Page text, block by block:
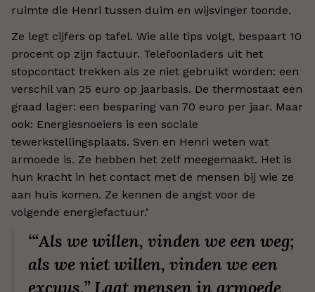
ruimte die Henri tussen duim en wijsvinger toonde.
Ze legt cijfers op tafel. Wie alle tips volgt, bespaart 10
procent op zijn factuur. Telefoonladers uit het
stopcontact trekken als ze niet gebruikt worden: een
verschil van 25 euro op jaarbasis. De thermostaat een
graad lager: een besparing van 70 euro per jaar. Maar
ook: Energiesnoeiers is een sociale
tewerkstellingsplaats. Sven en Henri weten wat
armoede is. Ze hebben het zelf meegemaakt. Het is
hun kracht in het contact met de mensen bij wie ze
aan huis komen. Ze kennen de angst voor de
volgende energiefactuur.’
‘“Als we willen, vinden we een weg;
als we niet willen, vinden we een
excuus.” Laat mensen in armoede